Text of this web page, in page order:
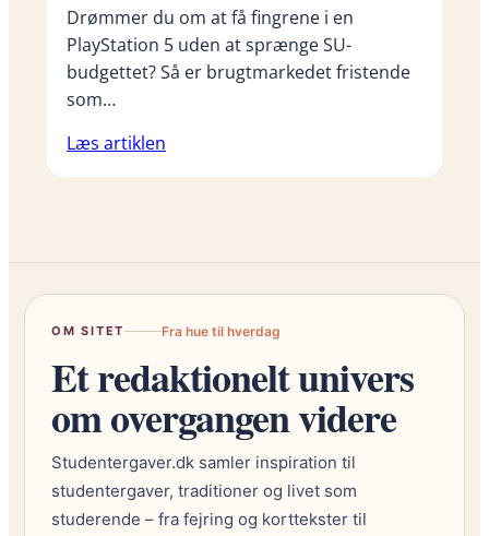
Drømmer du om at få fingrene i en
PlayStation 5 uden at sprænge SU-
budgettet? Så er brugtmarkedet fristende
som…
Læs artiklen
OM SITET Fra hue til hverdag
Et redaktionelt univers
om overgangen videre
Studentergaver.dk samler inspiration til
studentergaver, traditioner og livet som
studerende – fra fejring og korttekster til